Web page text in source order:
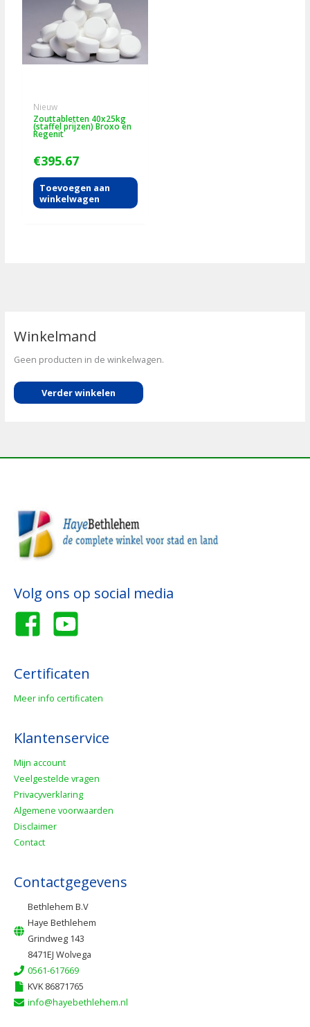
Nieuw
Zouttabletten 40x25kg
(staffel prijzen) Broxo en
Regenit
€395.67
Toevoegen aan
winkelwagen
Winkelmand
Geen producten in de winkelwagen.
Verder winkelen
Volg ons op social media
Certificaten
Meer info certificaten
Klantenservice
Mijn account
Veelgestelde vragen
Privacyverklaring
Algemene voorwaarden
Disclaimer
Contact
Contactgegevens
Bethlehem B.V
Haye Bethlehem
Grindweg 143
8471EJ Wolvega
0561-617669
KVK 86871765
info@hayebethlehem.nl